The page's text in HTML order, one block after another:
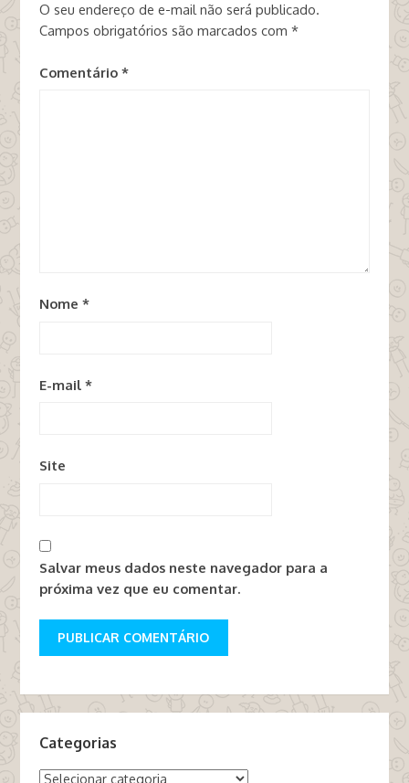
O seu endereço de e-mail não será publicado.
Campos obrigatórios são marcados com *
Comentário *
Nome *
E-mail *
Site
Salvar meus dados neste navegador para a
próxima vez que eu comentar.
Categorias
Categorias